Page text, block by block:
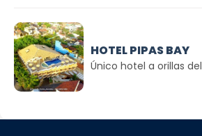
HOTEL PIPAS BAY
Único hotel a orillas